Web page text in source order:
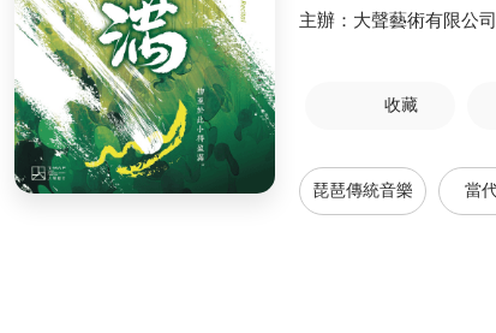
主辦： 大聲藝術有限公司
收藏
琵琶傳統音樂 當